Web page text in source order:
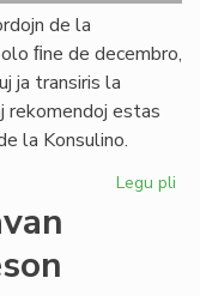
fonduso
de la
ﬁne de decembro,
ja transiris la
rekomendoj estas
la Konsulino.
Legu pli